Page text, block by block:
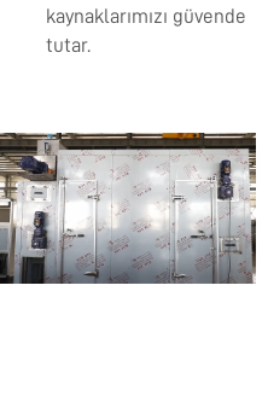
kaynaklarımızı güvende
tutar.